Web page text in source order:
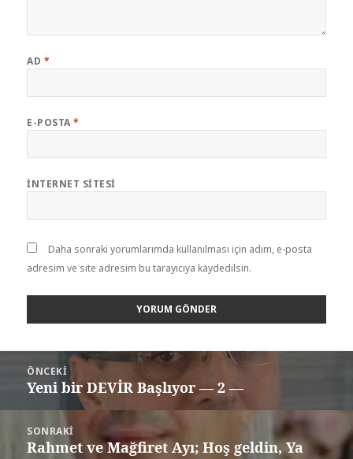
AD *
E-POSTA*
İNTERNET SITESI
Daha sonraki yorumlarımda kullanılması için adım, e-posta
adresim ve site adresim bu tarayıcıya kaydedilsin.
ÖNCEKI
Yeni bir DEVİR Başlıyor — 2 —
SONRAKI
Rahmet ve Mağfiret Ayı; Hoş geldin, Ya